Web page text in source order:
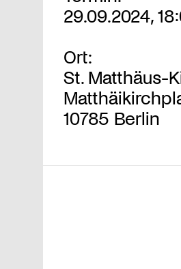
29.09.2024,
Ort:
St. Matthäus-
10785 Berlin